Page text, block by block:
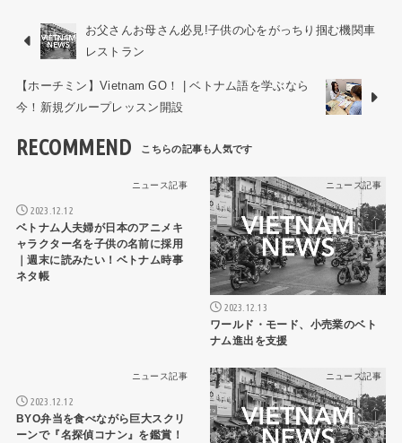
お父さんお母さん必見!子供の心をがっちり掴む機関車
レストラン
【ホーチミン】Vietnam GO！ | ベトナム語を学ぶなら
今！新規グループレッスン開設
RECOMMEND
ニュース記事
2023.12.12
ベトナム人夫婦が日本のアニメキ
ャラクター名を子供の名前に採用
｜週末に読みたい！ベトナム時事
ネタ帳
ニュース記事
2023.12.13
ワールド・モード、小売業のベト
ナム進出を支援
ニュース記事
2023.12.12
BYO弁当を食べながら巨大スクリ
ーンで『名探偵コナン』を鑑賞！
ニュース記事